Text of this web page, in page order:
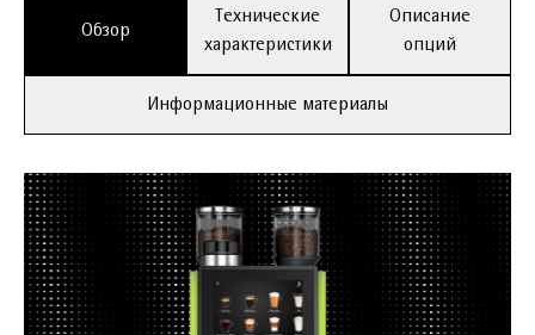
Обзор
Технические
характеристики
Описание
опций
Информационные материалы